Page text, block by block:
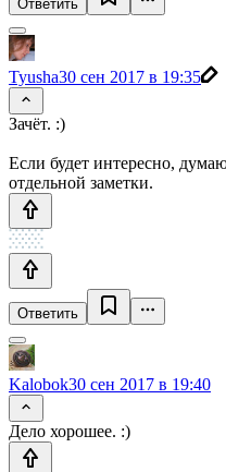
Ответить
Tyusha30 сен 2017 в 19:35
Зачёт. :)
Если будет интересно,
отдельной заметки.
Ответить
Kalobok30 сен 2017 в 19:40
Дело хорошее. :)